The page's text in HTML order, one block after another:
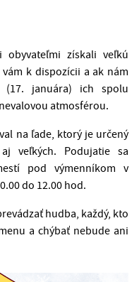
obyvateľmi získali veľkú
k dispozícii a ak nám
januára) ich spolu
atmosférou.
na ľade, ktorý je určený
veľkých. Podujatie sa
pod výmenníkom v
do 12.00 hod.
hudba, každý, kto
a chýbať nebude ani